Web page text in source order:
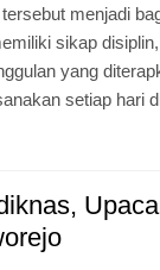
menjadi
sikap
yang
setiap hari